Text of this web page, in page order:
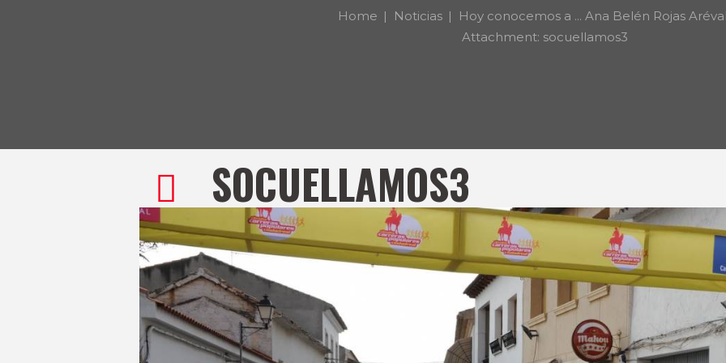
Home Noticias
Hoy conocemos a ... Ana Belén Rojas
Attachment: socuellamos3
SOCUELLAMOS3